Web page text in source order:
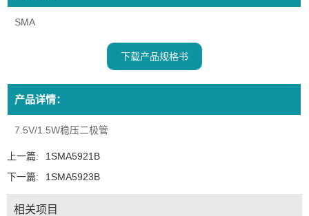
SMA
下载产品规格书
产品详情：
7.5V/1.5W稳压二极管
上一篇:
1SMA5921B
下一篇:
1SMA5923B
相关项目